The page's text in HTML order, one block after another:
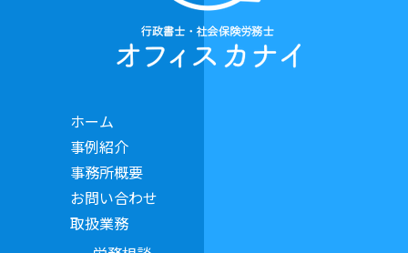
ホーム
事例紹介
事務所概要
お問い合わせ
取扱業務